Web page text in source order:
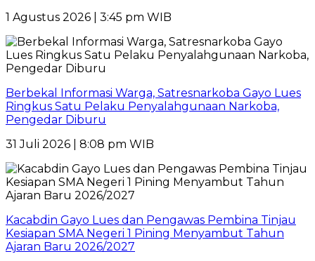
1 Agustus 2026 | 3:45 pm WIB
Berbekal Informasi Warga, Satresnarkoba Gayo Lues
Ringkus Satu Pelaku Penyalahgunaan Narkoba,
Pengedar Diburu
31 Juli 2026 | 8:08 pm WIB
Kacabdin Gayo Lues dan Pengawas Pembina Tinjau
Kesiapan SMA Negeri 1 Pining Menyambut Tahun
Ajaran Baru 2026/2027